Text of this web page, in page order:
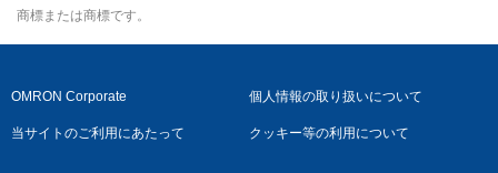
商標または商標です。
OMRON Corporate 個人情報の取り扱いについて
当サイトのご利用にあたって クッキー等の利用について